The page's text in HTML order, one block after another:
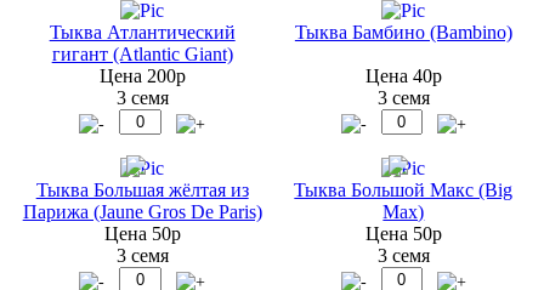
Тыква Атлантический
гигант (Atlantic Giant)
Цена 200р
3 семя
Тыква Бамбино (Bambino)
Цена 40р
3 семя
Тыква Большая жёлтая из
Парижа (Jaune Gros De Paris)
Цена 50р
3 семя
Тыква Большой Макс (Big
Max)
Цена 50р
3 семя